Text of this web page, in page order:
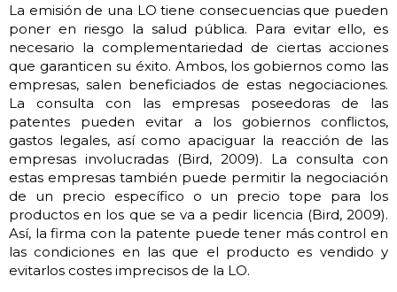
La emisión de una LO tiene consecuencias que pueden
poner en riesgo la salud pública. Para evitar ello, es
necesario la complementariedad de ciertas acciones
que garanticen su éxito. Ambos, los gobiernos como las
empresas, salen beneficiados de estas negociaciones.
La consulta con las empresas poseedoras de las
patentes pueden evitar a los gobiernos conflictos,
gastos legales, así como apaciguar la reacción de las
empresas involucradas (Bird, 2009). La consulta con
estas empresas también puede permitir la negociación
de un precio específico o un precio tope para los
productos en los que se va a pedir licencia (Bird, 2009).
Así, la firma con la patente puede tener más control en
las condiciones en las que el producto es vendido y
evitarlos costes imprecisos de la LO.